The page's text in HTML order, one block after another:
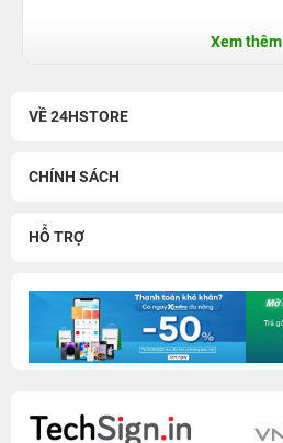
Xem thêm
VỀ 24HSTORE
CHÍNH SÁCH
HỖ TRỢ